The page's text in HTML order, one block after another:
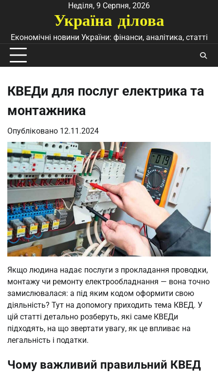
Неділя, 9 Серпня, 2026
Україна ділова
Економічні новини України: фінанси, аналітика, статті
КВЕДи для послуг електрика та
монтажника
Опубліковано 12.11.2024
Якщо людина надає послуги з прокладання проводки,
монтажу чи ремонту електрообладнання — вона точно
замислювалася: а під яким кодом оформити свою
діяльність? Тут на допомогу приходить тема КВЕД. У
цій статті детально розберуть, які саме КВЕДи
підходять, на що звертати увагу, як це впливає на
легальність і податки.
Чому важливий правильний КВЕД